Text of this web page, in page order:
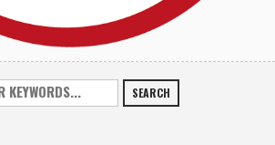
SEARCH